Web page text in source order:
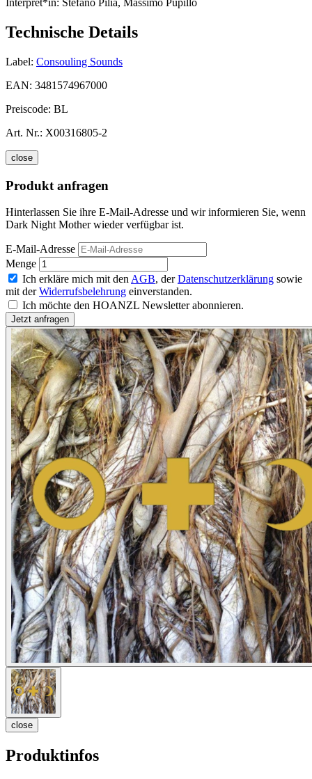
Interpret*in: Stefano Pilia, Massimo Pupillo
Technische Details
Label: Consouling Sounds
EAN: 3481574967000
Preiscode: BL
Art. Nr.: X00316805-2
close
Produkt anfragen
Hinterlassen Sie ihre E-Mail-Adresse und wir informieren Sie, wenn
Dark Night Mother wieder verfügbar ist.
E-Mail-Adresse
Menge
Ich erkläre mich mit den AGB, derDatenschutzerklärung sowie
mit derWiderrufsbelehrung einverstanden.
Ich möchte den HOANZL Newsletter abonnieren.
close
Produktinfos